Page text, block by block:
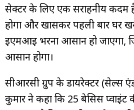
सेक्टर के लिए एक सराहनीय कदम
होगा और खासकर पहली बार घर
ईएमआई भरना आसान हो जाएगा,
आसान होगा।
सीआरसी ग्रुप के डायरेक्टर (सेल्स
कुमार ने कहा कि 25 बेसिस प्वाइंट